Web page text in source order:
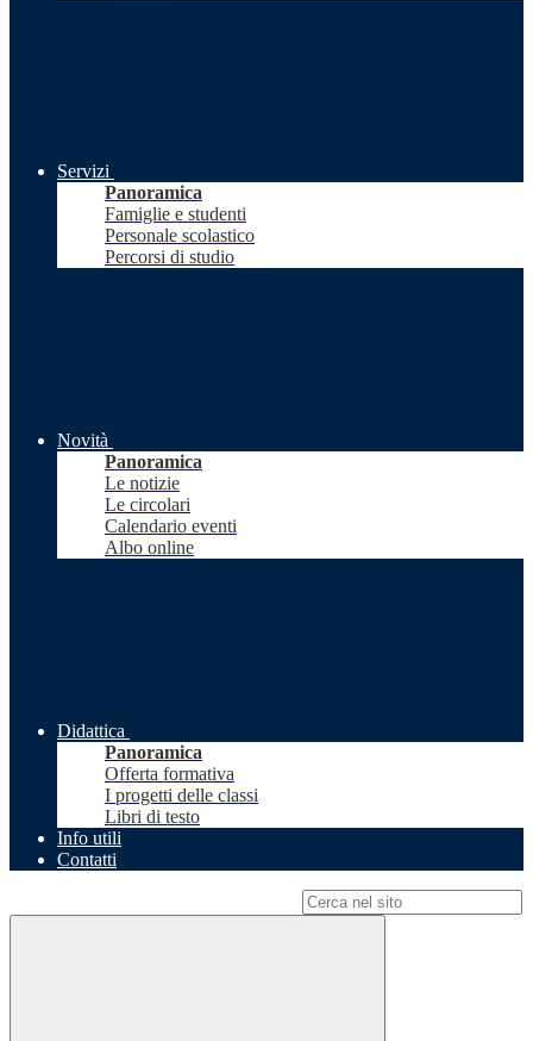
Servizi
Panoramica
Famiglie e studenti
Personale scolastico
Percorsi di studio
Novità
Panoramica
Le notizie
Le circolari
Calendario eventi
Albo online
Didattica
Panoramica
Offerta formativa
I progetti delle classi
Libri di testo
Info utili
Contatti